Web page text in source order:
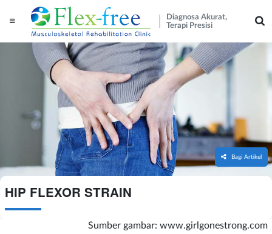
Diagnosa Akurat,
Terapi Presisi
Bagi Artikel
HIP FLEXOR STRAIN
Sumber gambar: www.girlgonestrong.com